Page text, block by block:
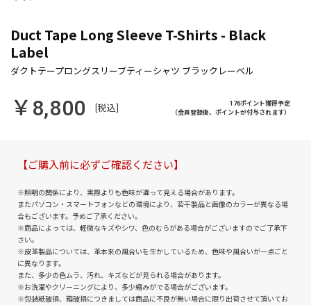
Duct Tape Long Sleeve T-Shirts - Black
Label
￥8,800 [税込]
176ポイント獲得予定
（会員登録後、ポイントが付与されます）
【ご購入前に必ずご確認ください】
※照明の関係により、実際よりも色味が違って見える場合があります。
またパソコン・スマートフォンなどの環境により、若干製品と画像のカラーが異なる場
合もございます。予めご了承ください。
※商品によっては、軽微なキズやシワ、色のむらがある場合がございますのでご了承下
さい。
※皮革製品については、革本来の風合いを生かしているため、色味や風合いが一点ごと
に異なります。
また、多少の色ムラ、汚れ、キズなどが見られる場合があります。
※お洗濯やクリーニングにより、多少縮みがでる場合がございます。
※包装紙破損、箱破損につきましては商品に不良が無い場合に限り出荷させて頂いてお